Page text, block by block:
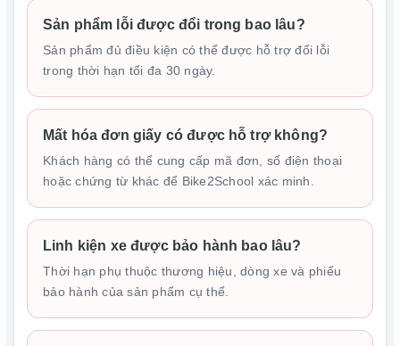
Sản phẩm lỗi được đổi trong bao lâu?
Sản phẩm đủ điều kiện có thể được hỗ trợ đổi lỗi
trong thời hạn tối đa 30 ngày.
Mất hóa đơn giấy có được hỗ trợ không?
Khách hàng có thể cung cấp mã đơn, số điện thoại
hoặc chứng từ khác để Bike2School xác minh.
Linh kiện xe được bảo hành bao lâu?
Thời hạn phụ thuộc thương hiệu, dòng xe và phiếu
bảo hành của sản phẩm cụ thể.